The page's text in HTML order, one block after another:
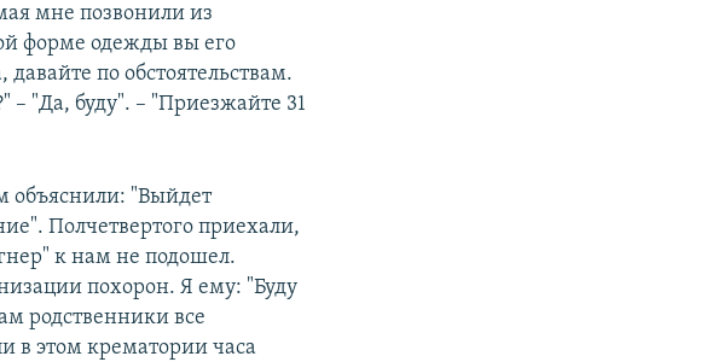
мне позвонили из
форме одежды вы его
по обстоятельствам.
– "Да, буду". – "Приезжайте 31
объяснили: "Выйдет
Полчетвертого приехали,
к нам не подошел.
похорон. Я ему: "Буду
родственники все
в этом крематории часа